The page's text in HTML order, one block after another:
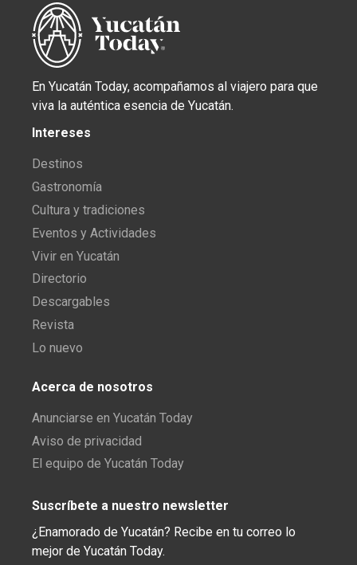
En Yucatán Today, acompañamos al viajero para que
viva la auténtica esencia de Yucatán.
Intereses
Destinos
Gastronomía
Cultura y tradiciones
Eventos y Actividades
Vivir en Yucatán
Directorio
Descargables
Revista
Lo nuevo
Acerca de nosotros
Anunciarse en Yucatán Today
Aviso de privacidad
El equipo de Yucatán Today
Suscríbete a nuestro newsletter
¿Enamorado de Yucatán? Recibe en tu correo lo
mejor de Yucatán Today.